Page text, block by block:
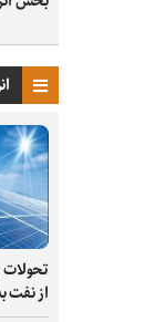
تحولات
از نفت